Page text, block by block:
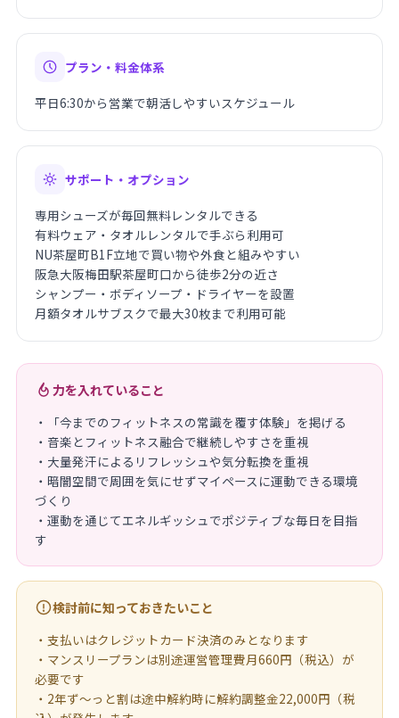
プラン・料金体系
平日6:30から営業で朝活しやすいスケジュール
サポート・オプション
専用シューズが毎回無料レンタルできる
有料ウェア・タオルレンタルで手ぶら利用可
NU茶屋町B1F立地で買い物や外食と組みやすい
阪急大阪梅田駅茶屋町口から徒歩2分の近さ
シャンプー・ボディソープ・ドライヤーを設置
月額タオルサブスクで最大30枚まで利用可能
力を入れていること
・「今までのフィットネスの常識を覆す体験」を掲げる
・音楽とフィットネス融合で継続しやすさを重視
・大量発汗によるリフレッシュや気分転換を重視
・暗闇空間で周囲を気にせずマイペースに運動できる環境
づくり
・運動を通じてエネルギッシュでポジティブな毎日を目指
す
検討前に知っておきたいこと
・支払いはクレジットカード決済のみとなります
・マンスリープランは別途運営管理費月660円（税込）が
必要です
・2年ず〜っと割は途中解約時に解約調整金22,000円（税